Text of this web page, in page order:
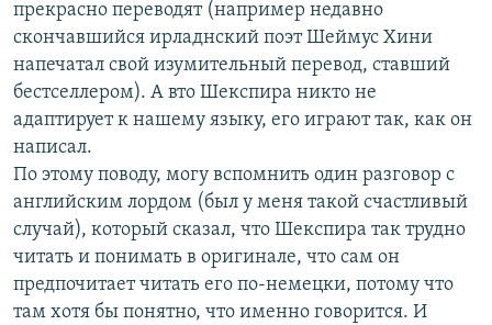
прекрасно переводят (например недавно
скончавшийся ирладнский поэт Шеймус Хини
напечатал свой изумительный перевод, ставший
бестселлером). А вто Шекспира никто не
адаптирует к нашему языку, его играют так, как он
написал.
По этому поводу, могу вспомнить один разговор с
английским лордом (был у меня такой счастливый
случай), который сказал, что Шекспира так трудно
читать и понимать в оригинале, что сам он
предпочитает читать его по-немецки, потому что
там хотя бы понятно, что именно говорится. И